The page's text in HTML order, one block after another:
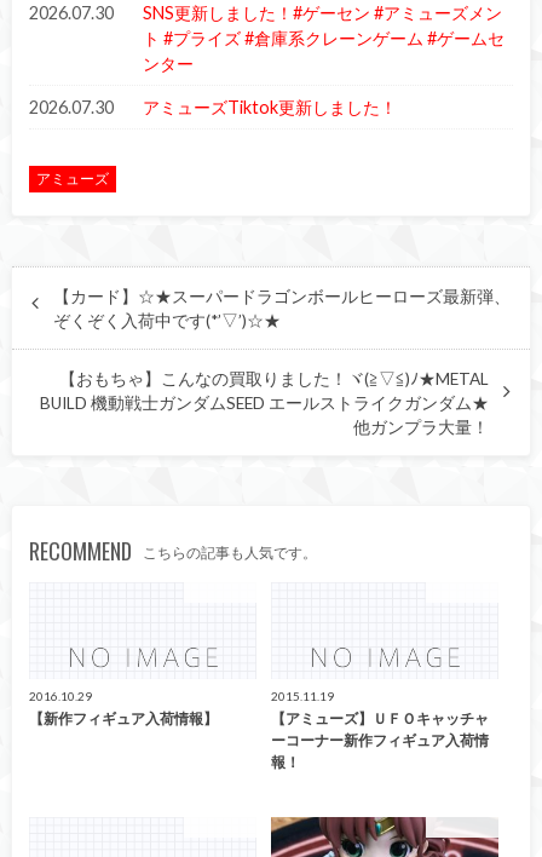
2026.07.30
SNS更新しました！#ゲーセン #アミューズメン
ト #プライズ #倉庫系クレーンゲーム #ゲームセ
ンター
2026.07.30 アミューズTiktok更新しました！
アミューズ
【カード】☆★スーパードラゴンボールヒーローズ最新弾、
ぞくぞく入荷中です(*’▽’)☆★
【おもちゃ】こんなの買取りました！ヾ(≧▽≦)ﾉ★METAL
BUILD 機動戦士ガンダムSEED エールストライクガンダム★
他ガンプラ大量！
RECOMMEND こちらの記事も人気です。
2016.10.29
【新作フィギュア入荷情報】
2015.11.19
【アミューズ】ＵＦＯキャッチャ
ーコーナー新作フィギュア入荷情
報！